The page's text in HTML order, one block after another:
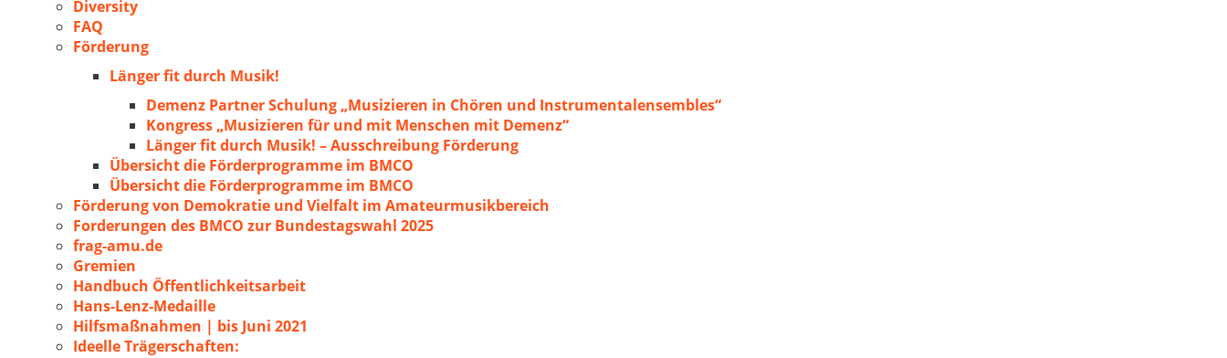
Diversity
FAQ
Förderung
Länger fit durch Musik!
Demenz Partner Schulung „Musizieren in Chören und Instrumentalensembles“
Kongress „Musizieren für und mit Menschen mit Demenz“
Länger fit durch Musik! – Ausschreibung Förderung
Übersicht die Förderprogramme im BMCO
Übersicht die Förderprogramme im BMCO
Förderung von Demokratie und Vielfalt im Amateurmusikbereich
Forderungen des BMCO zur Bundestagswahl 2025
frag-amu.de
Gremien
Handbuch Öffentlichkeitsarbeit
Hans-Lenz-Medaille
Hilfsmaßnahmen | bis Juni 2021
Ideelle Trägerschaften: